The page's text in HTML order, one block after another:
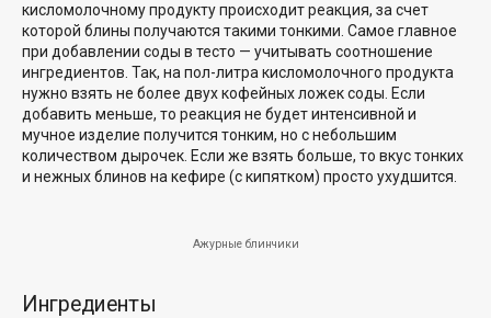
кисломолочному продукту происходит реакция, за счет
которой блины получаются такими тонкими. Самое главное
при добавлении соды в тесто — учитывать соотношение
ингредиентов. Так, на пол-литра кисломолочного продукта
нужно взять не более двух кофейных ложек соды. Если
добавить меньше, то реакция не будет интенсивной и
мучное изделие получится тонким, но с небольшим
количеством дырочек. Если же взять больше, то вкус тонких
и нежных блинов на кефире (с кипятком) просто ухудшится.
Ажурные блинчики
Ингредиенты